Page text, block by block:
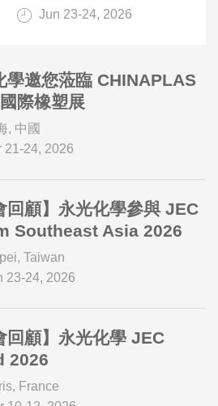
Jun 23-24, 2026
學邀您蒞臨 CHINAPLAS
際橡塑展
, 中國
21-24, 2026
回顧】永光化學參與 JEC
Southeast Asia 2026
Taiwan
23-24, 2026
回顧】永光化學 JEC
2026
France